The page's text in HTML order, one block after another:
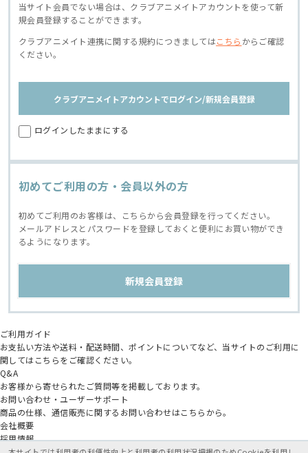
当サイト会員でない場合は、クラブアニメイトアカウントを使って新
規会員登録することができます。
クラブアニメイト連携に関する規約につきましてはこちら からご確認
ください。
クラブアニメイトアカウントでログイン/新規会員登録
ログインしたままにする
初めてご利用の方・会員以外の方
初めてご利用のお客様は、こちらから会員登録を行ってください。
メールアドレスとパスワードを登録しておくと便利にお買い物ができ
るようになります。
ご利用ガイド
お支払い方法や送料・配送時間、ポイントについてなど、当サイトのご利用に
関してはこちらをご確認ください。
Q&A
お客様から寄せられたご質問等を掲載しております。
お問い合わせ・ユーザーサポート
商品の仕様、通信販売に関するお問い合わせはこちらから。
会社概要
採用情報